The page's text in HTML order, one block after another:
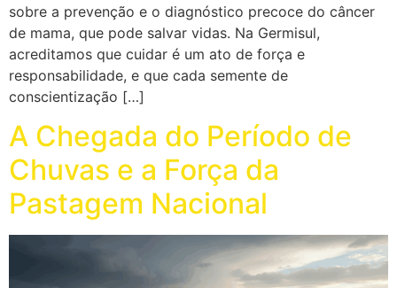
sobre a prevenção e o diagnóstico precoce do câncer
de mama, que pode salvar vidas. Na Germisul,
acreditamos que cuidar é um ato de força e
responsabilidade, e que cada semente de
conscientização […]
A Chegada do Período de
Chuvas e a Força da
Pastagem Nacional